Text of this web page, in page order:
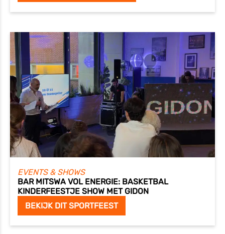
EVENTS & SHOWS
BAR MITSWA VOL ENERGIE: BASKETBAL
KINDERFEESTJE SHOW MET GIDON
BEKIJK DIT SPORTFEEST